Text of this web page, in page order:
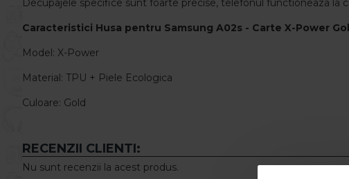
Decupajele specifice sunt foarte precise, telefonul functioneaza la
Caracteristici Husa pentru Samsung A02s - Carte X-Power
Model: X-Power
Material: TPU + Piele Ecologica
Culoare: Gold
RECENZII CLIENTI:
Nu sunt recenzii la acest produs.